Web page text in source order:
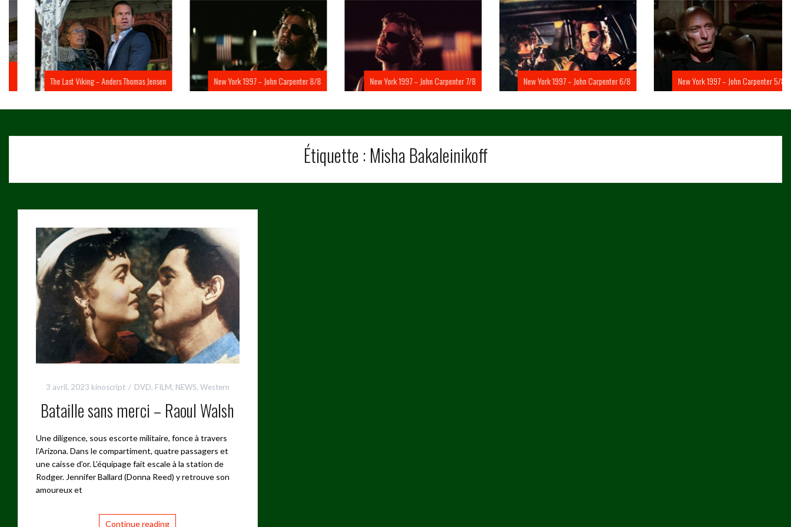
The Last Viking – Anders Thomas Jensen New York 1997 – John Carpenter 8/8 New York 1997 – John Carpenter 7/8 New York 1997 – John Carpenter 6/8 New York 1997 – John Carpenter 5/8
Étiquette : Misha Bakaleinikoff
3 avril, 2023 kinoscript DVD, FILM, NEWS, Western
Bataille sans merci – Raoul Walsh
Une diligence, sous escorte militaire, fonce à travers
l’Arizona. Dans le compartiment, quatre passagers et
une caisse d’or. L’équipage fait escale à la station de
Rodger. Jennifer Ballard (Donna Reed) y retrouve son
amoureux et
Continue reading